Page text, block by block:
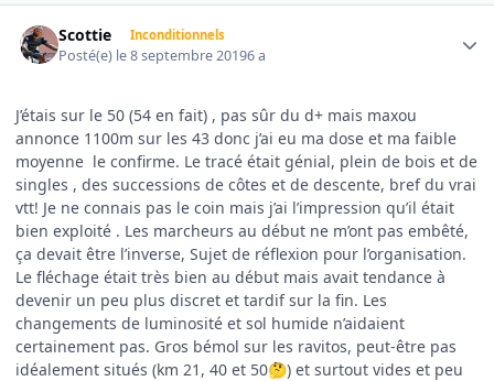
Scottie Inconditionnels
Posté(e) le 8 septembre 20196 a
J’étais sur le 50 (54 en fait) , pas sûr du d+ mais maxou
annonce 1100m sur les 43 donc j’ai eu ma dose et ma faible
moyenne le confirme. Le tracé était génial, plein de bois et de
singles , des successions de côtes et de descente, bref du vrai
vtt! Je ne connais pas le coin mais j’ai l’impression qu’il était
bien exploité . Les marcheurs au début ne m’ont pas embêté,
ça devait être l’inverse, Sujet de réflexion pour l’organisation.
Le fléchage était très bien au début mais avait tendance à
devenir un peu plus discret et tardif sur la fin. Les
changements de luminosité et sol humide n’aidaient
certainement pas. Gros bémol sur les ravitos, peut-être pas
idéalement situés (km 21, 40 et 50🤔) et surtout vides et peu